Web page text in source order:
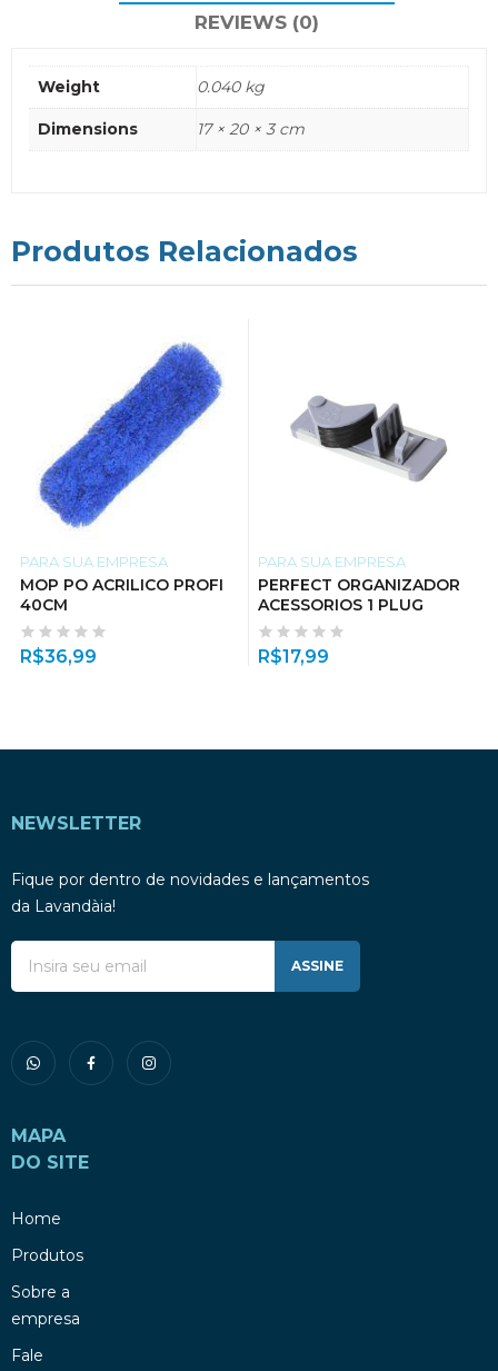
REVIEWS (0)
Weight 0.040 kg
Dimensions 17 × 20 × 3 cm
Produtos Relacionados
PARA SUA EMPRESA
MOP PO ACRILICO PROFI
40CM
R$36,99
PARA SUA EMPRESA
PERFECT ORGANIZADOR
ACESSORIOS 1 PLUG
R$17,99
NEWSLETTER
Fique por dentro de novidades e lançamentos
da Lavandàia!
ASSINE
MAPA
DO SITE
Home
Produtos
Sobre a
empresa
Fale